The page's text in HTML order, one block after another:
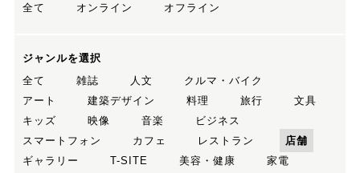
全て
オンライン オフライン
ジャンルを選択
全て
雑誌 人文
クルマ・バイク
アート
建築デザイン 料理 旅行
文具
キッズ
映像 音楽
ビジネス
スマートフォン
カフェ レストラン
店舗
ギャラリー
T-SITE 美容・健康
家電